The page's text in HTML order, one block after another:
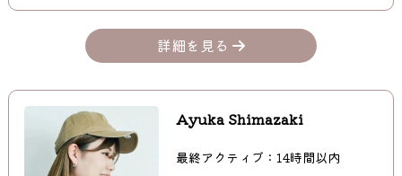
詳細を見る
Ayuka Shimazaki
最終アクティブ：14時間以内